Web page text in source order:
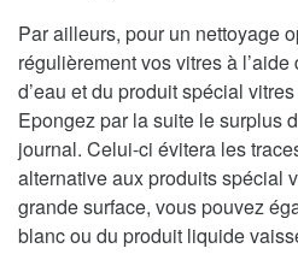
Par ailleurs, pour un nettoyage
régulièrement vos vitres à
d’eau et du produit spécial
Epongez par la suite le surplus
journal. Celui-ci évitera les
alternative aux produits spécial
grande surface, vous pouvez
blanc ou du produit liquide